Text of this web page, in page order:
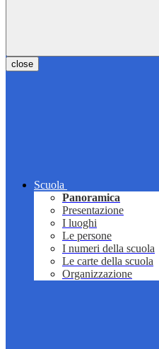
close
Scuola
Panoramica
Presentazione
I luoghi
Le persone
I numeri della scuola
Le carte della scuola
Organizzazione